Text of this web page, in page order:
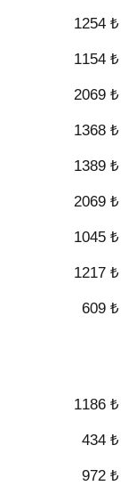
1254 ₺
1154 ₺
2069 ₺
1368 ₺
1389 ₺
2069 ₺
1045 ₺
1217 ₺
609 ₺
1186 ₺
434 ₺
972 ₺